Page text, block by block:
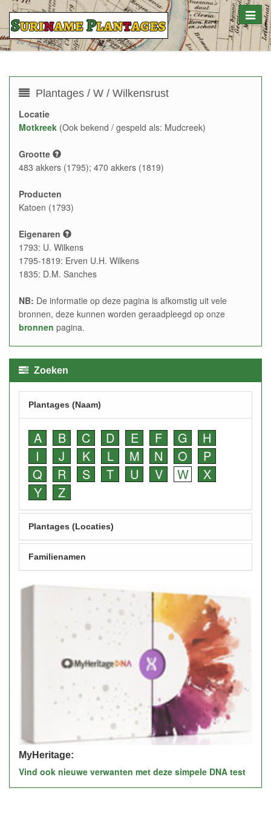
Toggle
Plantages / W / Wilkensrust
Locatie
Motkreek (Ook bekend / gespeld als: Mudcreek)
Grootte
483 akkers (1795); 470 akkers (1819)
Producten
Katoen (1793)
Eigenaren
1793: U. Wilkens
1795-1819: Erven U.H. Wilkens
1835: D.M. Sanches
NB: De informatie op deze pagina is afkomstig uit vele
bronnen, deze kunnen worden geraadpleegd op onze
bronnen pagina.
Zoeken
Plantages (Naam)
A B C D E F G
H
I
J K L M N O
P
Q
R S T U V W
X
Y
Z
Plantages (Locaties)
Familienamen
MyHeritage:
Vind ook nieuwe verwanten met deze simpele DNA test